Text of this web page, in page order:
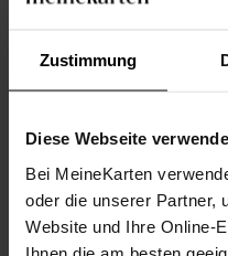
Zustimmung
Diese Webseite
Bei MeineKarten
oder die unserer Partner,
Website und Ihre Online-
Ihnen die am besten